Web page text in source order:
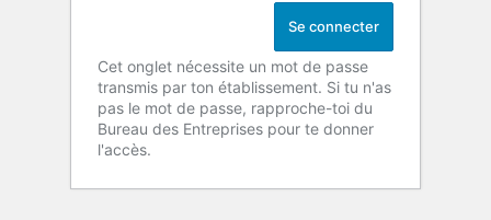
Cet onglet nécessite un mot de passe
transmis par ton établissement. Si tu n'as
pas le mot de passe, rapproche-toi du
Bureau des Entreprises pour te donner
l'accès.